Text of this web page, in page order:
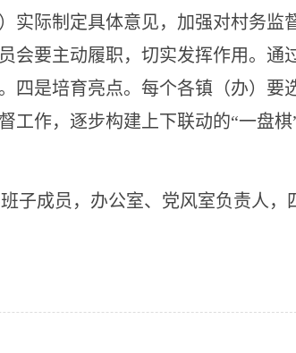
实际制定具体意见，加强对村务
会要主动履职，切实发挥作用。
四是培育亮点。每个各镇（办）
工作，逐步构建上下联动的“一盘
子成员，办公室、党风室负责人